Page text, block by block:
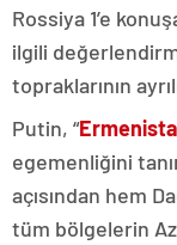
Rossiya 1’e
ilgili
topraklarının
Putin, “
egemenliğini
açısından hem
tüm bölgelerin